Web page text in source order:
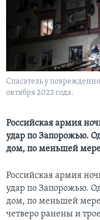
Learning English
СОЦИАЛЬНЫЕ СЕТИ
Языки
Спасатель y
октября 2023 года.
Российская армия
удар по Запорожью.
дом, по меньшей мере
Российская армия
удар по Запорожью.
дом, по меньшей мере
четверо ранены и